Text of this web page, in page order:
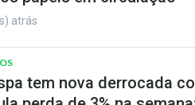
atrás
tem nova derrocada